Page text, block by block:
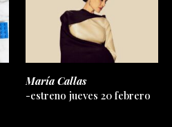
María Callas
-estreno jueves 20 febrero